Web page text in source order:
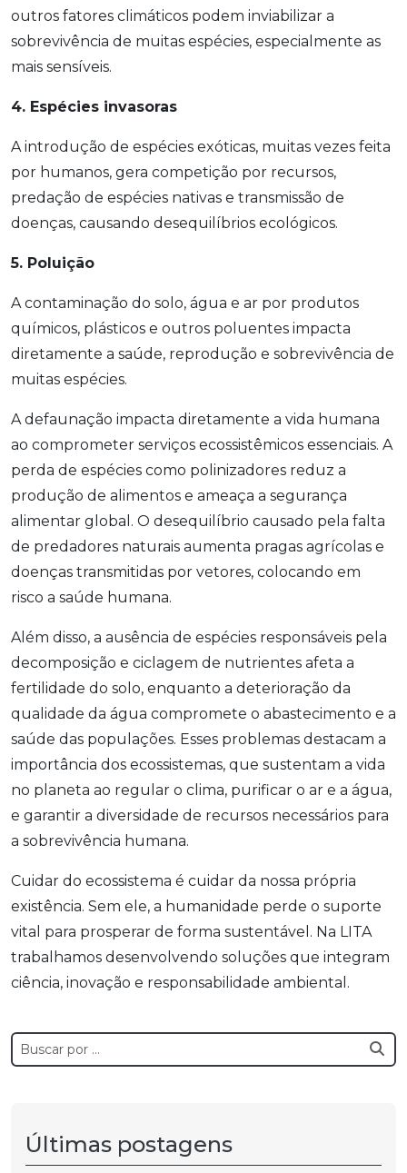
outros fatores climáticos podem inviabilizar a
sobrevivência de muitas espécies, especialmente as
mais sensíveis.
4. Espécies invasoras
A introdução de espécies exóticas, muitas vezes feita
por humanos, gera competição por recursos,
predação de espécies nativas e transmissão de
doenças, causando desequilíbrios ecológicos.
5. Poluição
A contaminação do solo, água e ar por produtos
químicos, plásticos e outros poluentes impacta
diretamente a saúde, reprodução e sobrevivência de
muitas espécies.
A defaunação impacta diretamente a vida humana
ao comprometer serviços ecossistêmicos essenciais. A
perda de espécies como polinizadores reduz a
produção de alimentos e ameaça a segurança
alimentar global. O desequilíbrio causado pela falta
de predadores naturais aumenta pragas agrícolas e
doenças transmitidas por vetores, colocando em
risco a saúde humana.
Além disso, a ausência de espécies responsáveis pela
decomposição e ciclagem de nutrientes afeta a
fertilidade do solo, enquanto a deterioração da
qualidade da água compromete o abastecimento e a
saúde das populações. Esses problemas destacam a
importância dos ecossistemas, que sustentam a vida
no planeta ao regular o clima, purificar o ar e a água,
e garantir a diversidade de recursos necessários para
a sobrevivência humana.
Cuidar do ecossistema é cuidar da nossa própria
existência. Sem ele, a humanidade perde o suporte
vital para prosperar de forma sustentável. Na LITA
trabalhamos desenvolvendo soluções que integram
ciência, inovação e responsabilidade ambiental.
Últimas postagens